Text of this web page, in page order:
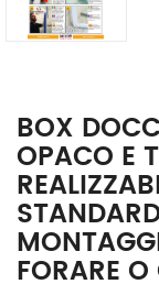
BOX
OPACO E
FORARE